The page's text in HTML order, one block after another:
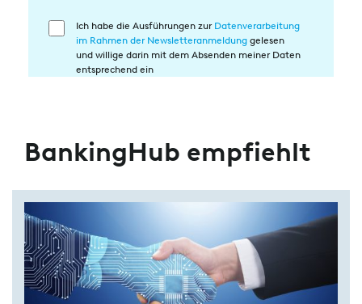
Einwilligung
Ich habe die Ausführungen zur Datenverarbeitung
im Rahmen der Newsletteranmeldung gelesen
und willige darin mit dem Absenden meiner Daten
entsprechend ein
BankingHub empfiehlt